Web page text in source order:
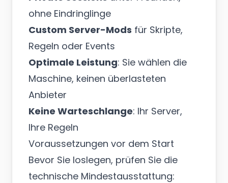
ohne Eindringlinge
Custom Server-Mods für Skripte,
Regeln oder Events
Optimale Leistung: Sie wählen die
Maschine, keinen überlasteten
Anbieter
Keine Warteschlange: Ihr Server,
Ihre Regeln
Voraussetzungen vor dem Start
Bevor Sie loslegen, prüfen Sie die
technische Mindestausstattung: